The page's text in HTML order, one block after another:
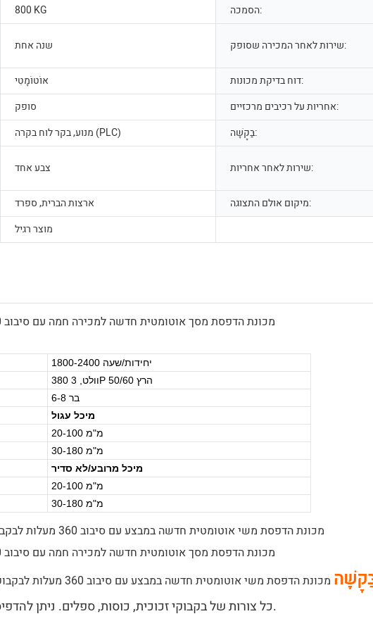
800 KG הסמכה:
שנה אחת שירות לאחר המכירה שסופק:
אוֹטוֹמָטִי
דוח בדיקת מכונות:
סופק
אחריות על רכיבים מרכזיים:
מנוע, בקר לוח בקרה (PLC) בַּקָשָׁה:
צבע אחד שירות לאחר אחריות:
ארצות הברית, ספרד
מיקום אולם התצוגה:
מוצר רגיל
1800-2400 יחידות/שעה
380 וולט, 3P 50/60 הרץ
6-8 בר
מיכל עגול
20-100 מ"מ
30-180 מ"מ
מיכל מרובע/לא סדיר
20-100 מ"מ
30-180 מ"מ
כל צורות של בקבוקי זכוכית, כוסות, ספלים. ניתן להדפיס כל צורה של מיכלים מסביב בהדפסה אחת.